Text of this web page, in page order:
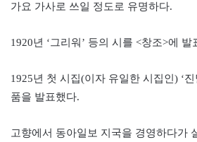
가요 가사로 쓰일 정도로 유명하다.
1920년 ‘그리워’ 등의 시를 <창조>에
1925년 첫 시집(이자 유일한 시집인) ‘
품을 발표했다.
고향에서 동아일보 지국을 경영하다가